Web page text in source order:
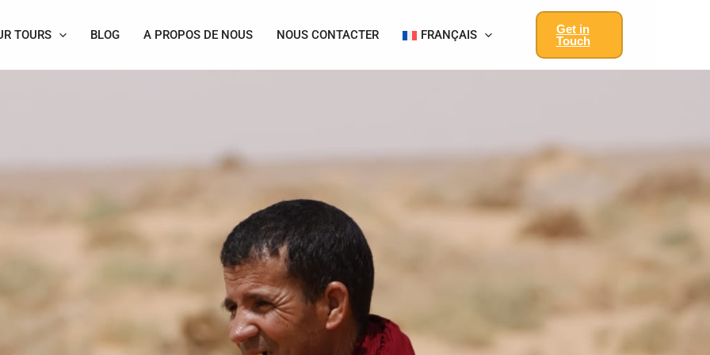
TOURS BLOG A PROPOS DE NOUS NOUS CONTACTER FRANÇAIS
Get in
Touch